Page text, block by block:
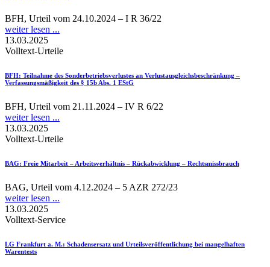
BFH, Urteil vom 24.10.2024 – I R 36/22
weiter lesen ...
13.03.2025
Volltext-Urteile
BFH: Teilnahme des Sonderbetriebsverlustes an Verlustausgleichsbeschränkung –
Verfassungsmäßigkeit des § 15b Abs. 1 EStG
BFH, Urteil vom 21.11.2024 – IV R 6/22
weiter lesen ...
13.03.2025
Volltext-Urteile
BAG: Freie Mitarbeit – Arbeitsverhältnis – Rückabwicklung – Rechtsmissbrauch
BAG, Urteil vom 4.12.2024 – 5 AZR 272/23
weiter lesen ...
13.03.2025
Volltext-Service
LG Frankfurt a. M.: Schadensersatz und Urteilsveröffentlichung bei mangelhaften
Warentests